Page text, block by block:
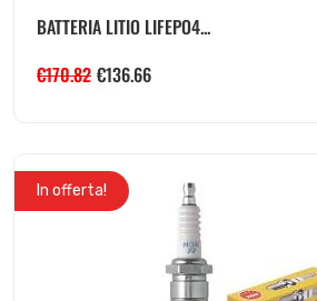
BATTERIA LITIO LIFEPO4...
€170.82 €136.66
In offerta!